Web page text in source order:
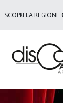
SCOPRI LA REGIONE